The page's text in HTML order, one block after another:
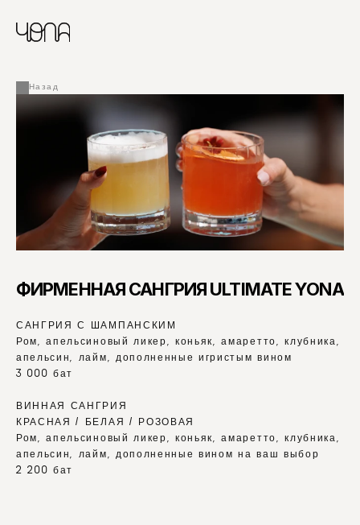
Назад
ФИРМЕННАЯ САНГРИЯ ULTIMATE YONA
САНГРИЯ С ШАМПАНСКИМ
Ром, апельсиновый ликер, коньяк, амаретто, клубника,
апельсин, лайм, дополненные игристым вином
3 000 бат
ВИННАЯ САНГРИЯ
КРАСНАЯ / БЕЛАЯ / РОЗОВАЯ
Ром, апельсиновый ликер, коньяк, амаретто, клубника,
апельсин, лайм, дополненные вином на ваш выбор
2 200 бат